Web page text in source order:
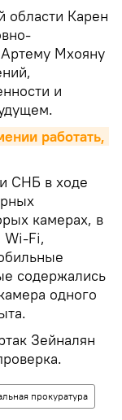
области Карен
Мхояну
и
работать,
СНБ в ходе
камерах, в
Wi-Fi,
содержались
одного
Зейналян
прокуратура